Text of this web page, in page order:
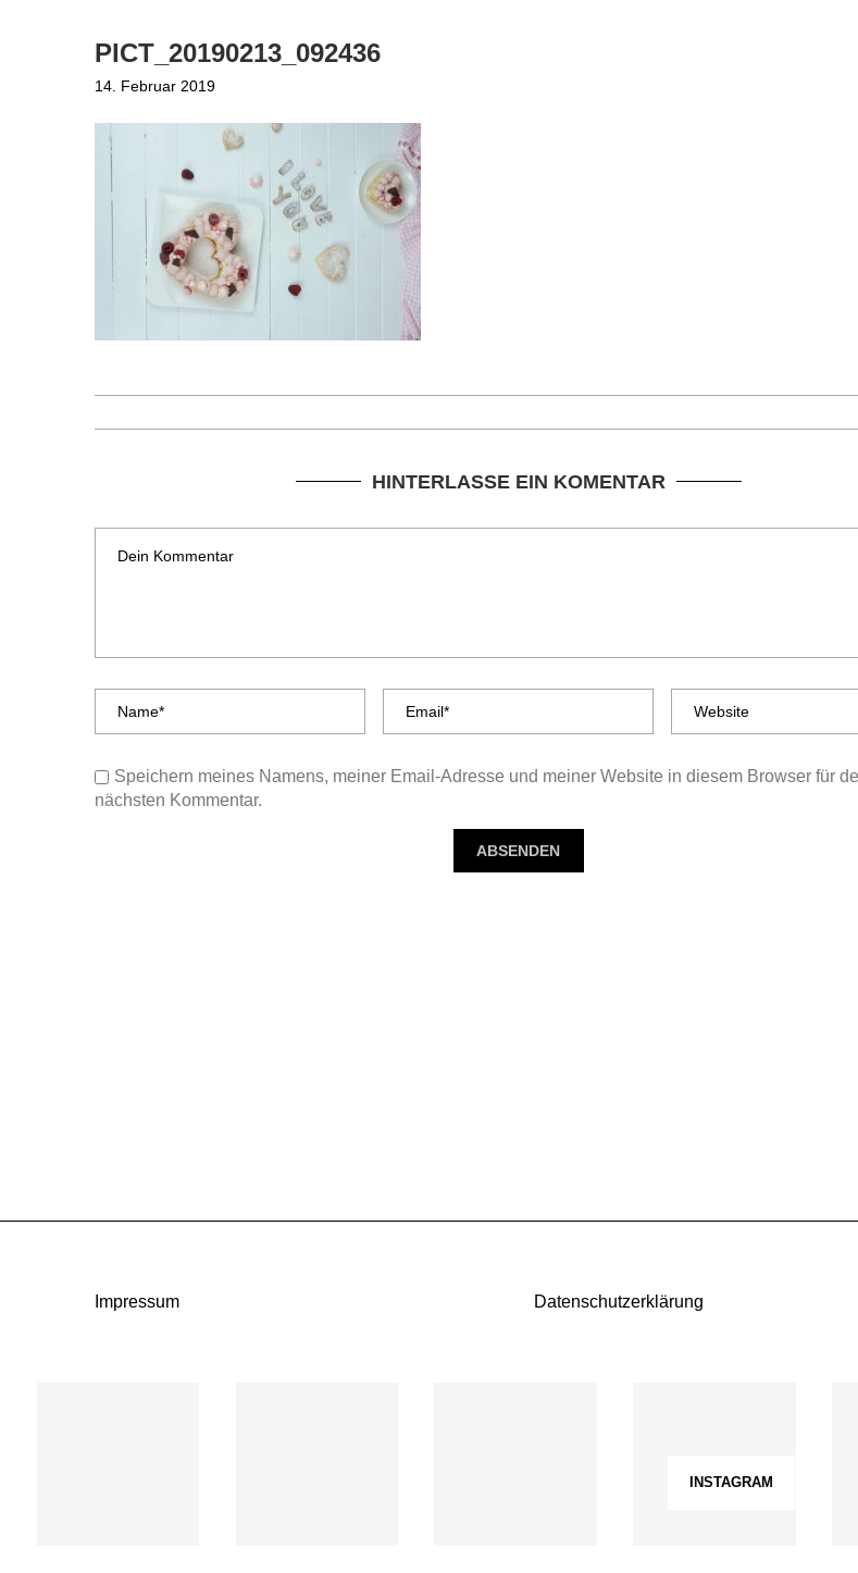
PICT_20190213_092436
14. Februar 2019
HINTERLASSE EIN KOMENTAR
Speichern meines Namens, meiner Email-Adresse und meiner Website in diesem Browser für
nächsten Kommentar.
Impressum Datenschutzerklärung
INSTAGRAM